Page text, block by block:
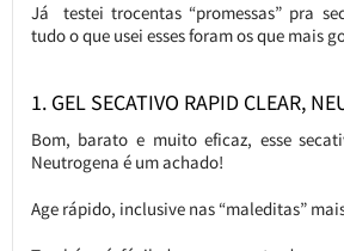
Já testei trocentas “promessas” pra
tudo o que usei esses foram os que mais
1. GEL SECATIVO RAPID CLEAR,
Bom, barato e muito eficaz, esse
Neutrogena é um achado!
Age rápido, inclusive nas “maleditas”